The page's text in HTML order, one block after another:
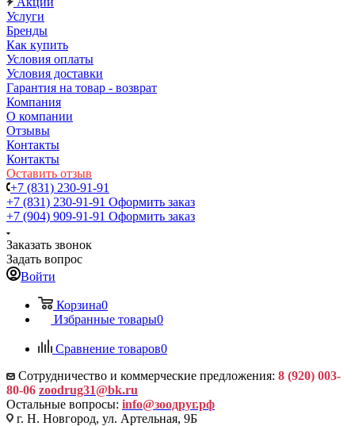
Услуги
Бренды
Как купить
Условия оплаты
Условия доставки
Гарантия на товар - возврат
Компания
О компании
Отзывы
Контакты
Контакты
Оставить отзыв
+7 (831) 230-91-91
+7 (831) 230-91-91 Оформить заказ
+7 (904) 909-91-91 Оформить заказ
Заказать звонок
Задать вопрос
Войти
Корзина0
Избранные товары0
Сравнение товаров0
Сотрудничество и коммерческие предложения: 8 (920) 003-
80-06 zoodrug31@bk.ru
Остальные вопросы: info@зоодруг.рф
г. Н. Новгород, ул. Артельная, 9Б